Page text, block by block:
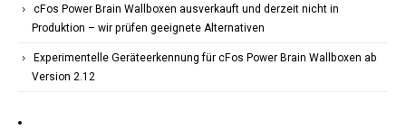
cFos Power Brain Wallboxen ausverkauft und derzeit nicht in
Produktion – wir prüfen geeignete Alternativen
Experimentelle Geräteerkennung für cFos Power Brain Wallboxen ab
Version 2.12